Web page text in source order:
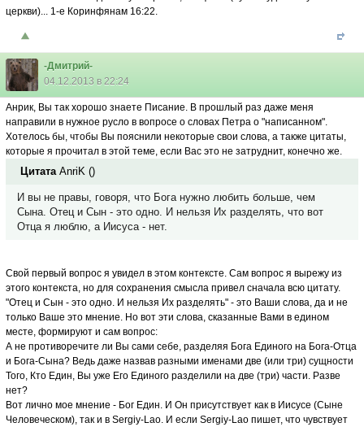
церкви)... 1-е Коринфянам 16:22.
-Дмитрий-
04.12.2013 в 22:24
Анрик, Вы так хорошо знаете Писание. В прошлый раз даже меня
направили в нужное русло в вопросе о словах Петра о "написанном".
Хотелось бы, чтобы Вы пояснили некоторые свои слова, а также цитаты,
которые я прочитал в этой теме, если Вас это не затруднит, конечно же.
Цитата AnriK ()
И вы не правы, говоря, что Бога нужно любить больше, чем
Сына. Отец и Сын - это одно. И нельзя Их разделять, что вот
Отца я люблю, а Иисуса - нет.
Свой первый вопрос я увидел в этом контексте. Сам вопрос я вырежу из
этого контекста, но для сохранения смысла привел сначала всю цитату.
"Отец и Сын - это одно. И нельзя Их разделять" - это Ваши слова, да и не
только Ваше это мнение. Но вот эти слова, сказанные Вами в едином
месте, формируют и сам вопрос:
А не противоречите ли Вы сами себе, разделяя Бога Единого на Бога-Отца
и Бога-Сына? Ведь даже назвав разными именами две (или три) сущности
Того, Кто Един, Вы уже Его Единого разделили на две (три) части. Разве
нет?
Вот лично мое мнение - Бог Един. И Он присутствует как в Иисусе (Сыне
Человеческом), так и в Sergiy-Lao. И если Sergiy-Lao пишет, что чувствует